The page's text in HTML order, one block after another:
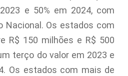
e 50% em 2024, com
Nacional. Os estados com
R$ 150 milhões e R$ 500
terço do valor em 2023 e
Os estados com mais de